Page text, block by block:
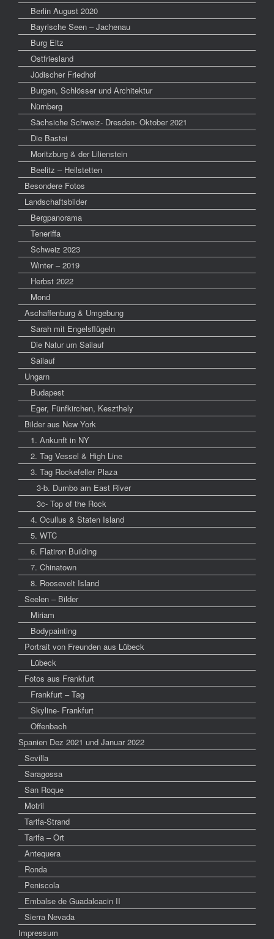
Berlin August 2020
Bayrische Seen – Jachenau
Burg Eltz
Ostfriesland
Jüdischer Friedhof
Burgen, Schlösser und Architektur
Nürnberg
Sächsiche Schweiz- Dresden- Oktober 2021
Die Bastei
Moritzburg & der Lilienstein
Beelitz – Heilstetten
Besondere Fotos
Landschaftsbilder
Bergpanorama
Teneriffa
Schweiz 2023
Winter – 2019
Herbst 2022
Mond
Aschaffenburg & Umgebung
Sarah mit Engelsflügeln
Die Natur um Sailauf
Sailauf
Ungarn
Budapest
Eger, Fünfkirchen, Keszthely
Bilder aus New York
1. Ankunft in NY
2. Tag Vessel & High Line
3. Tag Rockefeller Plaza
3-b. Dumbo am East River
3c- Top of the Rock
4. Ocullus & Staten Island
5. WTC
6. Flatiron Building
7. Chinatown
8. Roosevelt Island
Seelen – Bilder
Miriam
Bodypainting
Portrait von Freunden aus Lübeck
Lübeck
Fotos aus Frankfurt
Frankfurt – Tag
Skyline- Frankfurt
Offenbach
Spanien Dez 2021 und Januar 2022
Sevilla
Saragossa
San Roque
Motril
Tarifa-Strand
Tarifa – Ort
Antequera
Ronda
Peniscola
Embalse de Guadalcacin II
Sierra Nevada
Impressum